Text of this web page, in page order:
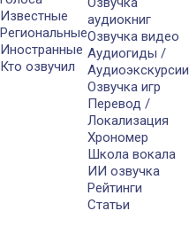
Известные
Региональные
Иностранные
Кто озвучил
аудиокниг
Озвучка видео
Аудиогиды /
Аудиоэкскурсии
Озвучка игр
Перевод /
Локализация
Хрономер
Школа вокала
ИИ озвучка
Рейтинги
Статьи